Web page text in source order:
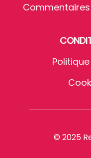
Commentaires
© 2025